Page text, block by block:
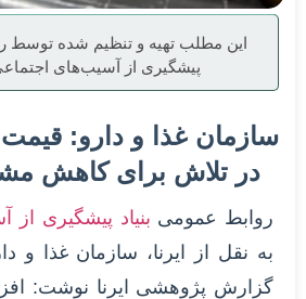
این مطلب تهیه و تنظیم شده توسط
پیشگیری از آسیب‌های
سازمان غذا و دارو: قیمت
در تلاش برای کاهش
روابط عمومی بنیاد پیشگیری
به نقل از ایرنا، سازمان غذا و
گزارش پژوهشی ایرنا نوشت: